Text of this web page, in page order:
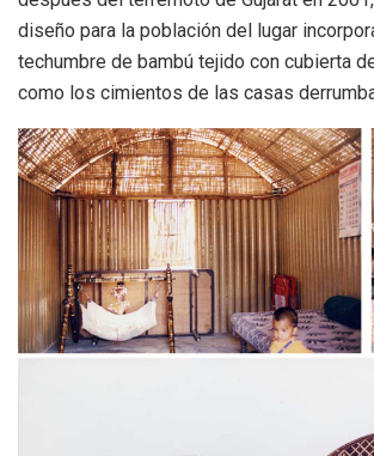
diseño para la población del lugar
techumbre de bambú tejido con cubierta
como los cimientos de las casas